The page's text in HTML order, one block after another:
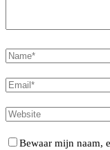
Bewaar mijn naam,